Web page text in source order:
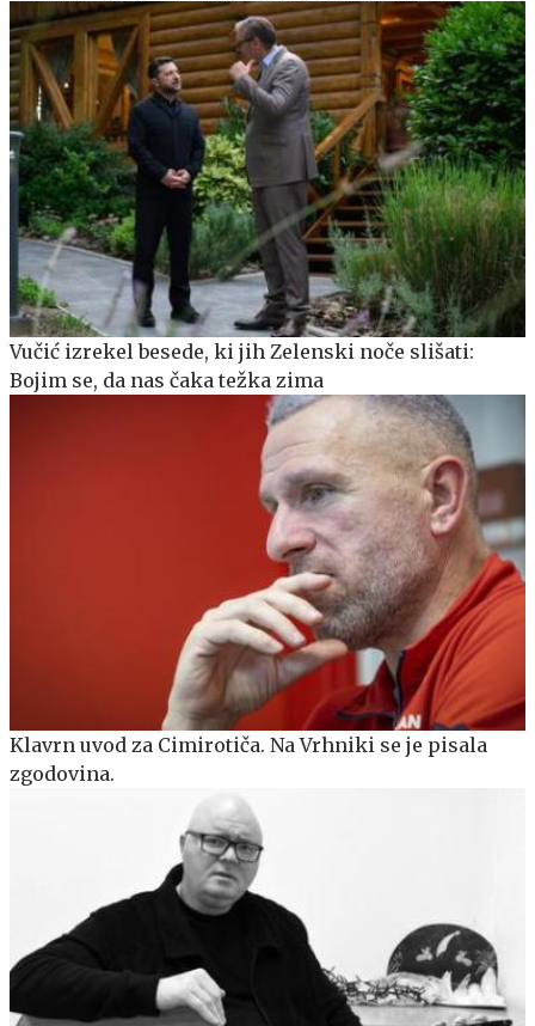
Vučić izrekel besede, ki jih Zelenski noče slišati:
Bojim se, da nas čaka težka zima
Klavrn uvod za Cimirotiča. Na Vrhniki se je pisala
zgodovina.